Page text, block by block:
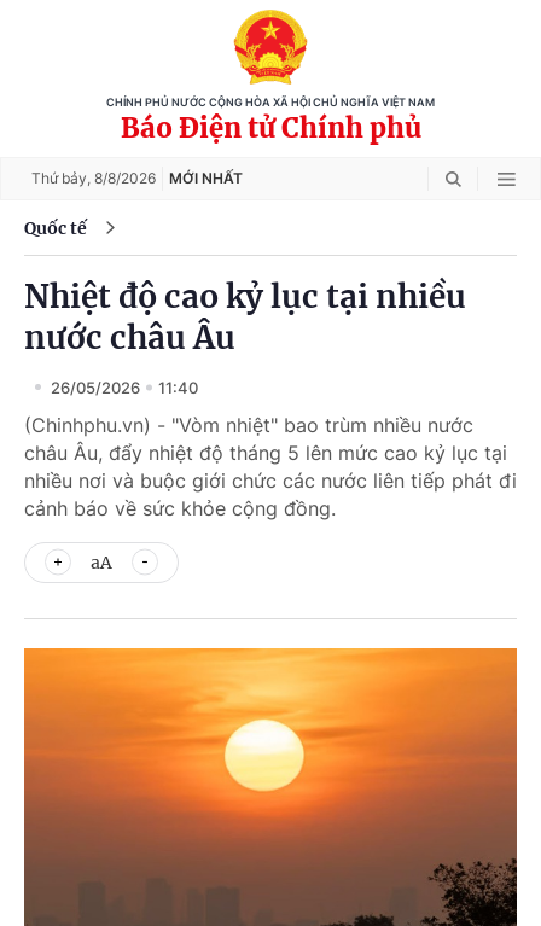
CHÍNH PHỦ NƯỚC CỘNG HÒA XÃ HỘI CHỦ NGHĨA VIỆT NAM
Báo Điện tử Chính phủ
Thứ bảy, 8/8/2026 MỚI NHẤT
Quốc tế
Nhiệt độ cao kỷ lục tại nhiều
nước châu Âu
26/05/2026 11:40
(Chinhphu.vn) - "Vòm nhiệt" bao trùm nhiều nước
châu Âu, đẩy nhiệt độ tháng 5 lên mức cao kỷ lục tại
nhiều nơi và buộc giới chức các nước liên tiếp phát đi
cảnh báo về sức khỏe cộng đồng.
aA